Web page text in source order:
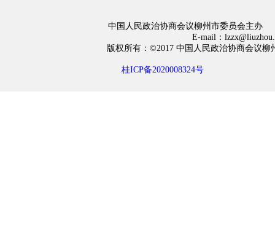
中国人民政治协商会议柳州市委员会主办
E-mail：
版权所有：©2017 中国人民政治协商会
桂ICP备2020008324号